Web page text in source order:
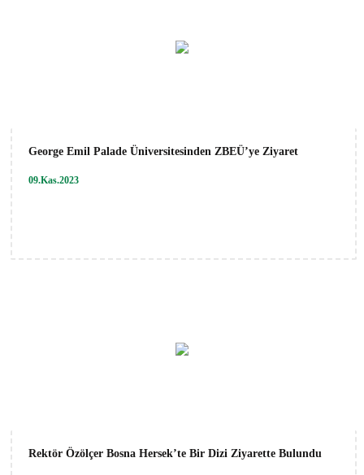
George Emil Palade Üniversitesinden ZBEÜ’ye Ziyaret
09.Kas.2023
Rektör Özölçer Bosna Hersek’te Bir Dizi Ziyarette Bulundu